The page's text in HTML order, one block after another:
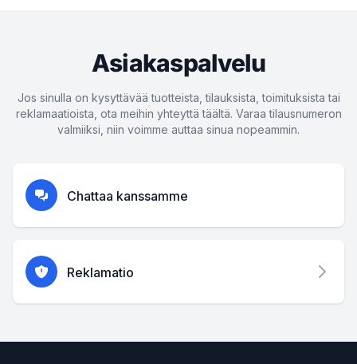
Asiakaspalvelu
Jos sinulla on kysyttävää tuotteista, tilauksista, toimituksista tai
reklamaatioista, ota meihin yhteyttä täältä. Varaa tilausnumeron
valmiiksi, niin voimme auttaa sinua nopeammin.
Chattaa kanssamme
Reklamatio